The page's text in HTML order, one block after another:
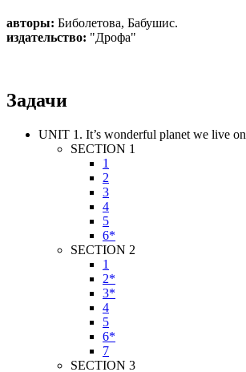
авторы: Биболетова, Бабушис.
издательство: "Дрофа"
Задачи
UNIT 1. It’s wonderful planet we live on
SECTION 1
1
2
3
4
5
6*
SECTION 2
1
2*
3*
4
5
6*
7
SECTION 3